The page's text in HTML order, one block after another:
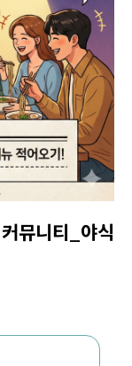
뮤니티_야식